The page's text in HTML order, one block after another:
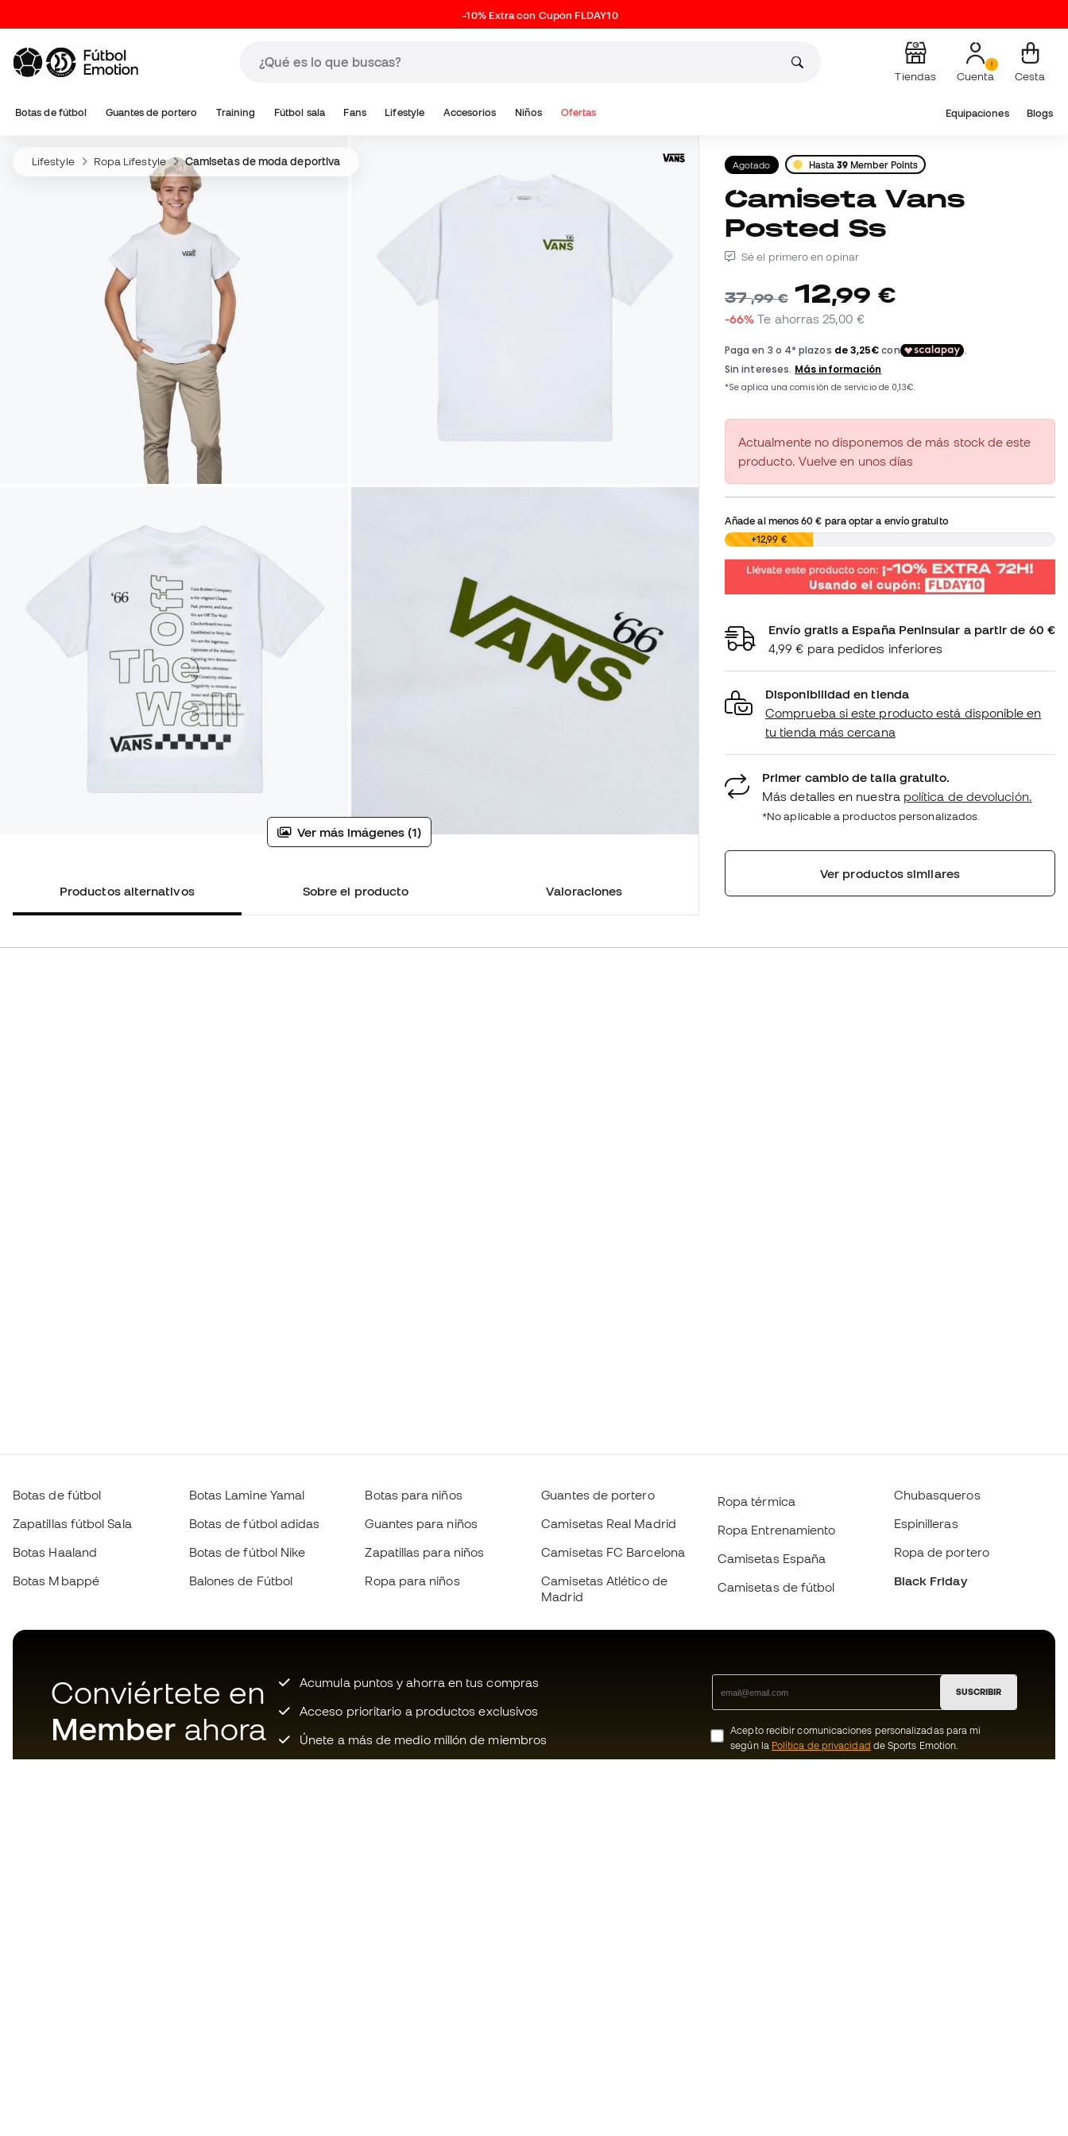
-10% Extra con Cupón FLDAY10
Tiendas Cuenta Cesta
Botas de fútbol Guantes de portero Training Fútbol sala Fans Lifestyle Accesorios Niños Ofertas Equipaciones Blogs
Lifestyle Ropa Lifestyle Camisetas de moda deportiva
Ver más imágenes (1)
Productos alternativos Sobre el producto Valoraciones
Agotado Hasta39 Member Points
Camiseta Vans
Posted Ss
Sé el primero en opinar
37,99 € 12,99 €
-66% Te ahorras 25,00 €
Actualmente no disponemos de más stock de este
producto. Vuelve en unos días
Añade al menos60 € para optar a envío gratuito
0,00 €+12,99 €
Envío gratis a España Peninsular a partir de 60 €
4,99 € para pedidos inferiores
Disponibilidad en tienda
Comprueba si este producto está disponible en
tu tienda más cercana
Primer cambio de talla gratuito.
Más detalles en nuestra política de devolución.
*No aplicable a productos personalizados.
Ver productos similares
Botas de fútbol
Zapatillas fútbol Sala
Botas Haaland
Botas Mbappé
Botas Lamine Yamal
Botas de fútbol adidas
Botas de fútbol Nike
Balones de Fútbol
Botas para niños
Guantes para niños
Zapatillas para niños
Ropa para niños
Guantes de portero
Camisetas Real Madrid
Camisetas FC Barcelona
Camisetas Atlético de
Madrid
Ropa térmica
Ropa Entrenamiento
Camisetas España
Camisetas de fútbol
Chubasqueros
Espinilleras
Ropa de portero
Black Friday
Conviértete en
Member ahora
Acumula puntos y ahorra en tus compras
Acceso prioritario a productos exclusivos
Únete a más de medio millón de miembros
SUSCRIBIR
Acepto recibir comunicaciones personalizadas para mi
según la Política de privacidad de Sports Emotion.